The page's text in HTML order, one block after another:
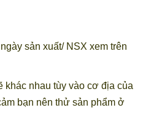
sản xuất/ NSX xem trên
khác nhau tùy vào cơ địa của
bạn nên thử sản phẩm ở